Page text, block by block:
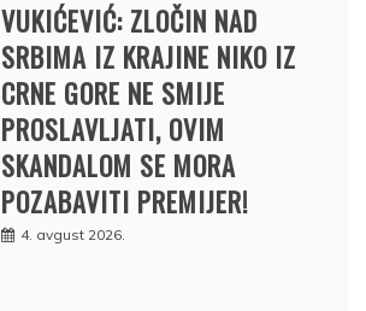
VUKIĆEVIĆ: ZLOČIN NAD
SRBIMA IZ KRAJINE NIKO IZ
CRNE GORE NE SMIJE
PROSLAVLJATI, OVIM
SKANDALOM SE MORA
POZABAVITI PREMIJER!
4. avgust 2026.